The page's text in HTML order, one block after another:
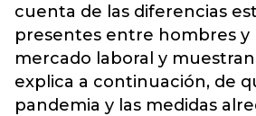
cuenta de las diferencias
presentes entre hombres y
mercado laboral y
explica a continuación, de
pandemia y las medidas